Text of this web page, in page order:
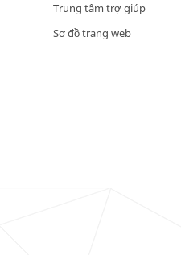
Trung tâm trợ giúp
Sơ đồ trang web